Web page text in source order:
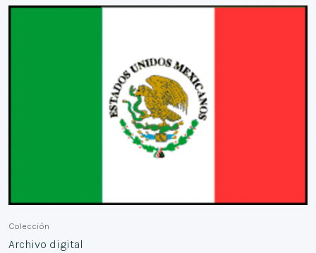
Colección
Archivo digital